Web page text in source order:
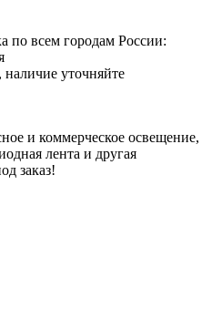
по всем городам России:
уточняйте
и коммерческое освещение,
лента и другая
заказ!